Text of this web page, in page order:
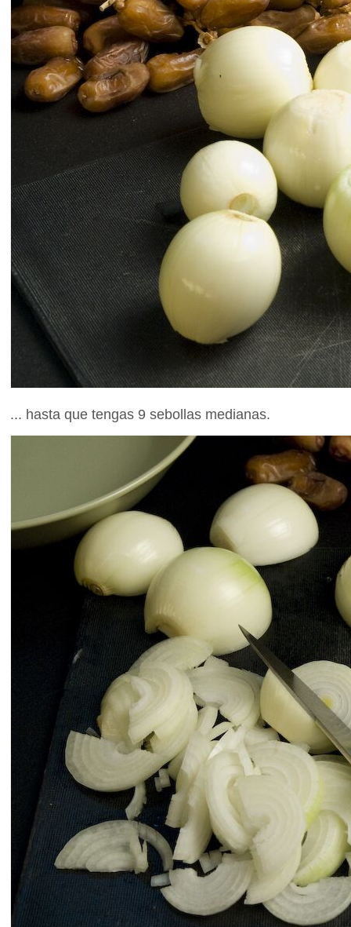
... hasta que tengas 9 sebollas medianas.